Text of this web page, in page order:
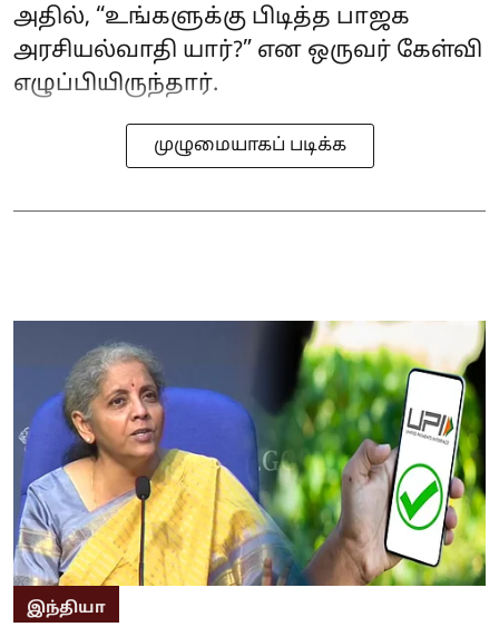
அதில், “உங்களுக்கு பிடித்த பாஜக
அரசியல்வாதி யார்?” என ஒருவர் கேள்வி
எழுப்பியிருந்தார்.
முழுமையாகப் படிக்க
இந்தியா